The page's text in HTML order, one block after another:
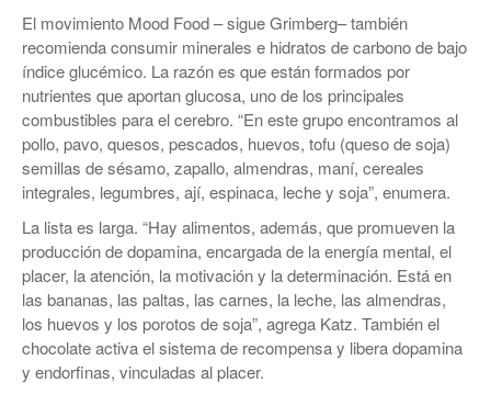
El movimiento Mood Food – sigue Grimberg– también
recomienda consumir minerales e hidratos de carbono de bajo
índice glucémico. La razón es que están formados por
nutrientes que aportan glucosa, uno de los principales
combustibles para el cerebro. “En este grupo encontramos al
pollo, pavo, quesos, pescados, huevos, tofu (queso de soja)
semillas de sésamo, zapallo, almendras, maní, cereales
integrales, legumbres, ají, espinaca, leche y soja”, enumera.
La lista es larga. “Hay alimentos, además, que promueven la
producción de dopamina, encargada de la energía mental, el
placer, la atención, la motivación y la determinación. Está en
las bananas, las paltas, las carnes, la leche, las almendras,
los huevos y los porotos de soja”, agrega Katz. También el
chocolate activa el sistema de recompensa y libera dopamina
y endorfinas, vinculadas al placer.